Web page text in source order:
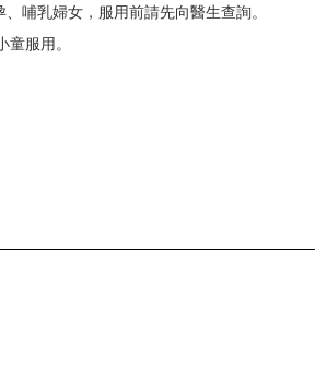
、哺乳婦女，服用前請先向醫生查詢。
童服用。